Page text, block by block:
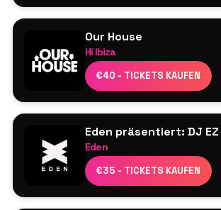
Chris Avantgarde
Henri Bergmann
Our House
Hï Ibiza
€40 - TICKETS KAUFEN
James Hype
Meduza³
Tini Gessler
8Kays
Jonas Blue
Prunk
Storm Mollison
Eden präsentiert: DJ EZ
Eden
€35 - TICKETS KAUFEN
DJ EZ
Todd Edwards
G33